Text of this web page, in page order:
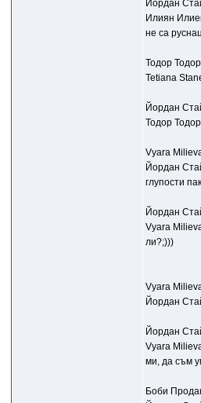
Йордан
Илиян
не са
Тодор
Tetiana
Йордан
Тодор
Vyara
Йордан
глупости
Йордан
Vyara
ли?;)))
Vyara
Йордан
Йордан
Vyara
ми, да съм
Боби